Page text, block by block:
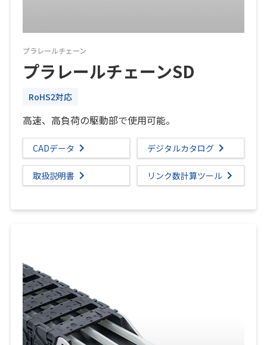
プラレールチェーン
プラレールチェーンSD
RoHS2対応
高速、高負荷の駆動部で使用可能。
CADデータ デジタルカタログ
取扱説明書 リンク数計算ツール